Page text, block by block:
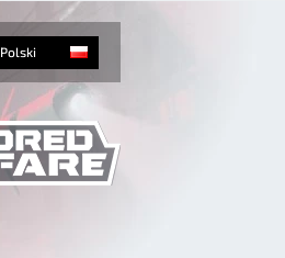
Polski